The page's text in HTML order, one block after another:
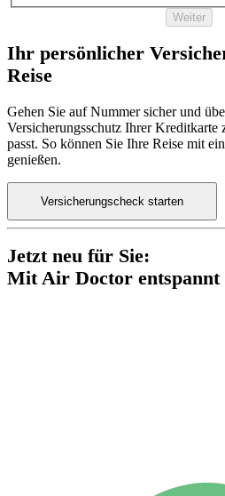
Weiter
Ihr persönlicher
Reise
Gehen Sie auf Nummer sicher und
Versicherungsschutz Ihrer
passt. So können Sie Ihre Reise mit
genießen.
Versicherungscheck starten
Jetzt neu für Sie:
Mit Air Doctor entspannt